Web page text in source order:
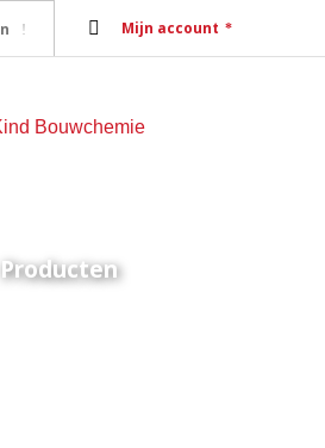
Mijn account
Producten